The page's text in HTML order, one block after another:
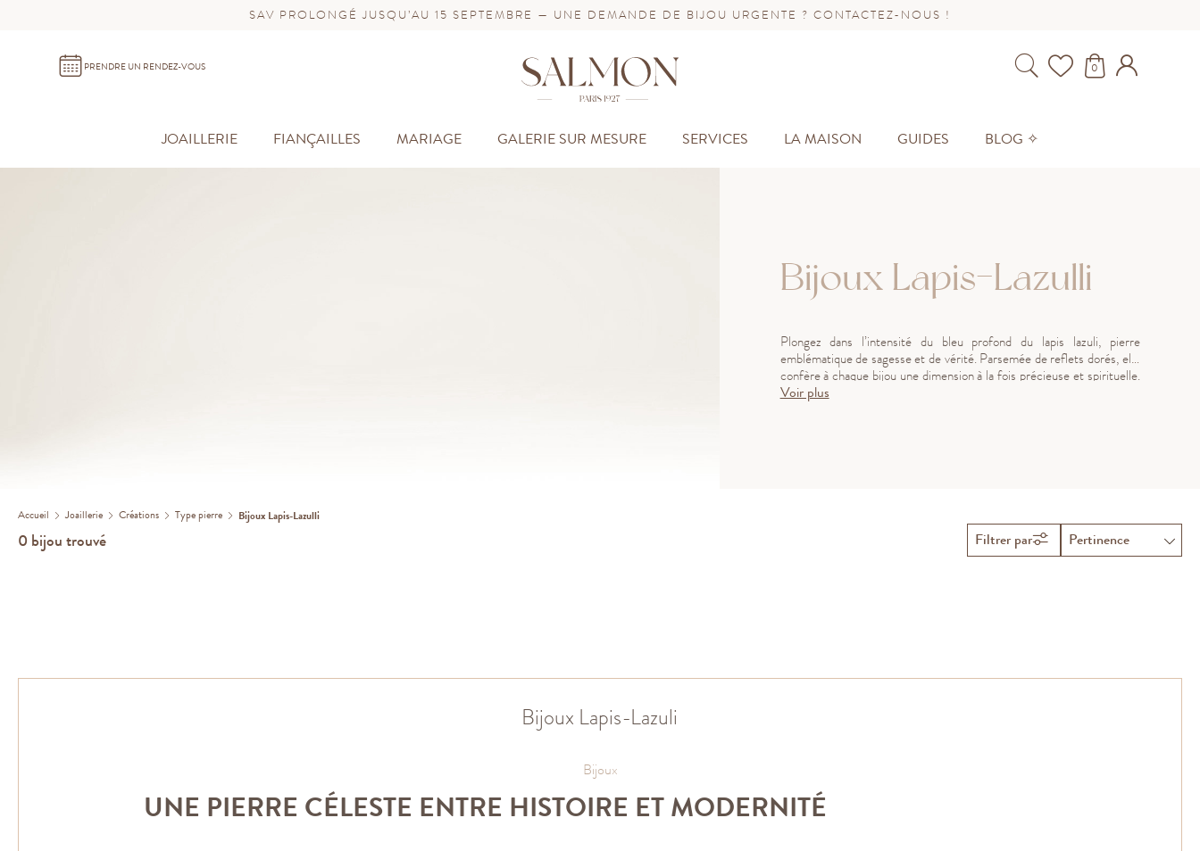
SAV PROLONGÉ JUSQU’AU 15 SEPTEMBRE — UNE DEMANDE DE BIJOU URGENTE ? CONTACTEZ-NOUS !
PRENDRE UN RENDEZ-VOUS
JOAILLERIE FIANÇAILLES MARIAGE GALERIE SUR MESURE SERVICES LA MAISON GUIDES BLOG ✧
0
Bijoux Lapis-Lazulli
Plongez dans l’intensité du bleu profond du lapis lazuli, pierre
emblématique de sagesse et de vérité. Parsemée de reflets dorés, elle
confère à chaque bijou une dimension à la fois précieuse et spirituelle.
Découvrez notre collection en or 18 carats (750 millièmes), platine
Voir plus
Accueil Joaillerie Créations Type pierre Bijoux Lapis-Lazulli
0 bijou trouvé Filtrer par
Bijoux Lapis-Lazuli
Bijoux
UNE PIERRE CÉLESTE ENTRE HISTOIRE ET MODERNITÉ